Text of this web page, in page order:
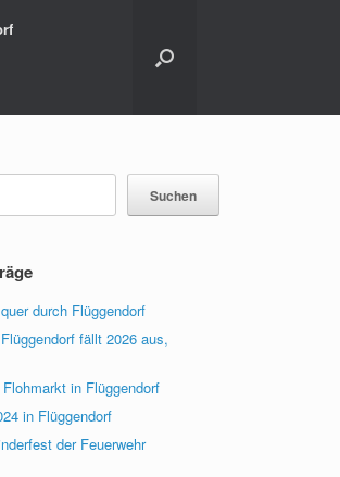
Suchen
durch Flüggendorf
fällt 2026 aus,
in Flüggendorf
in Flüggendorf
der Feuerwehr